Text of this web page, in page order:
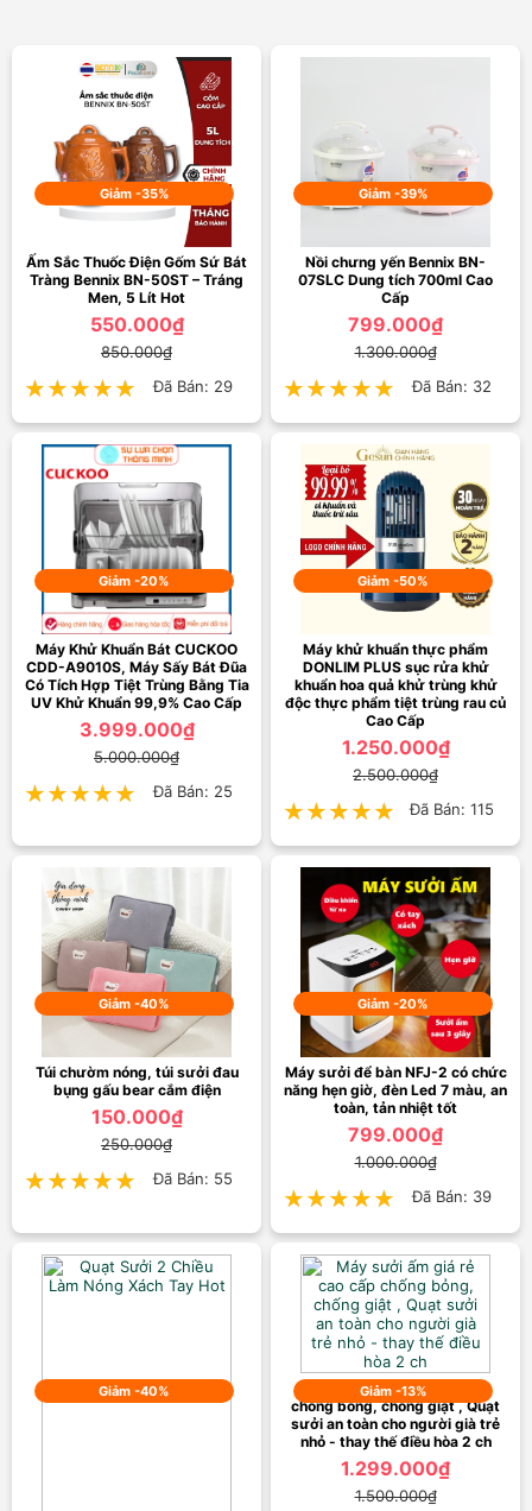
Giảm -35%
Ấm Sắc Thuốc Điện Gốm Sứ Bát
Tràng Bennix BN-50ST – Tráng
Men, 5 Lít Hot
550.000₫
850.000₫
★★★★★
★★★★★ Đã Bán: 29
Giảm -39%
Nồi chưng yến Bennix BN-
07SLC Dung tích 700ml Cao
Cấp
799.000₫
1.300.000₫
★★★★★
★★★★★ Đã Bán: 32
Giảm -20%
Máy Khử Khuẩn Bát CUCKOO
CDD-A9010S, Máy Sấy Bát Đũa
Có Tích Hợp Tiệt Trùng Bằng Tia
UV Khử Khuẩn 99,9% Cao Cấp
3.999.000₫
5.000.000₫
★★★★★
★★★★★ Đã Bán: 25
Giảm -50%
Máy khử khuẩn thực phẩm
DONLIM PLUS sục rửa khử
khuẩn hoa quả khử trùng khử
độc thực phẩm tiệt trùng rau củ
Cao Cấp
1.250.000₫
2.500.000₫
★★★★★
★★★★★ Đã Bán: 115
Giảm -40%
Túi chườm nóng, túi sưởi đau
bụng gấu bear cắm điện
150.000₫
250.000₫
★★★★★
★★★★★ Đã Bán: 55
Giảm -20%
Máy sưởi để bàn NFJ-2 có chức
năng hẹn giờ, đèn Led 7 màu, an
toàn, tản nhiệt tốt
799.000₫
1.000.000₫
★★★★★
★★★★★ Đã Bán: 39
Giảm -40% Giảm -13%
Máy sưởi ấm giá rẻ cao cấp
chống bỏng, chống giật , Quạt
sưởi an toàn cho người già trẻ
nhỏ - thay thế điều hòa 2 ch
1.299.000₫
1.500.000₫